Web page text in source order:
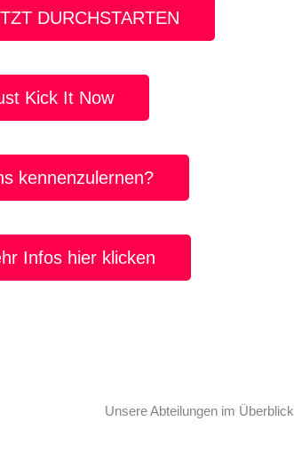
DURCHSTARTEN
Kick It Now
kennenzulernen?
Infos hier klicken
Unsere Abteilungen im Überblick